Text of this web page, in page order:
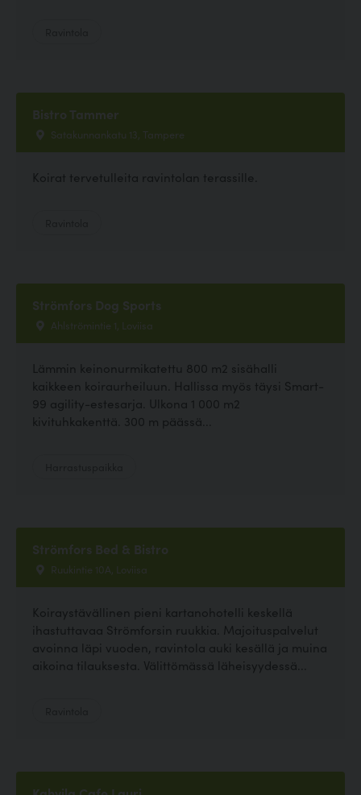
Bistro Tammer
Satakunnankatu 13, Tampere
Koirat tervetulleita ravintolan terassille.
Strömfors Dog Sports
Ahlströmintie 1, Loviisa
Lämmin keinonurmikatettu 800 m2 sisähalli
kaikkeen koiraurheiluun. Hallissa myös täysi Smart-
99 agility-estesarja. Ulkona 1 000 m2
kivituhkakenttä. 300 m päässä...
Strömfors Bed & Bistro
Ruukintie 10A, Loviisa
Koiraystävällinen pieni kartanohotelli keskellä
ihastuttavaa Strömforsin ruukkia. Majoituspalvelut
avoinna läpi vuoden, ravintola auki kesällä ja muina
aikoina tilauksesta. Välittömässä läheisyydessä...